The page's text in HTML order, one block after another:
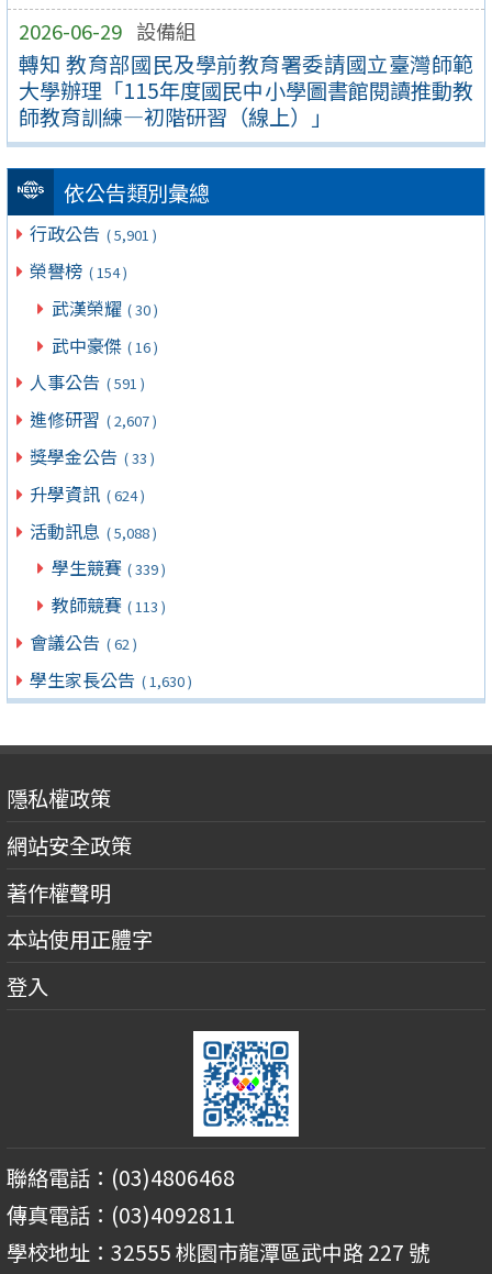
2026-06-29 設備組
轉知 教育部國民及學前教育署委請國立臺灣師範
大學辦理「115年度國民中小學圖書館閱讀推動教
師教育訓練—初階研習（線上）」
依公告類別彙總
行政公告 ( 5,901 )
榮譽榜 ( 154 )
武漢榮耀 ( 30 )
武中豪傑 ( 16 )
人事公告 ( 591 )
進修研習 ( 2,607 )
獎學金公告 ( 33 )
升學資訊 ( 624 )
活動訊息 ( 5,088 )
學生競賽 ( 339 )
教師競賽 ( 113 )
會議公告 ( 62 )
學生家長公告 ( 1,630 )
隱私權政策
網站安全政策
著作權聲明
本站使用正體字
登入
聯絡電話：(03)4806468
傳真電話：(03)4092811
學校地址：32555 桃園市龍潭區武中路 227 號